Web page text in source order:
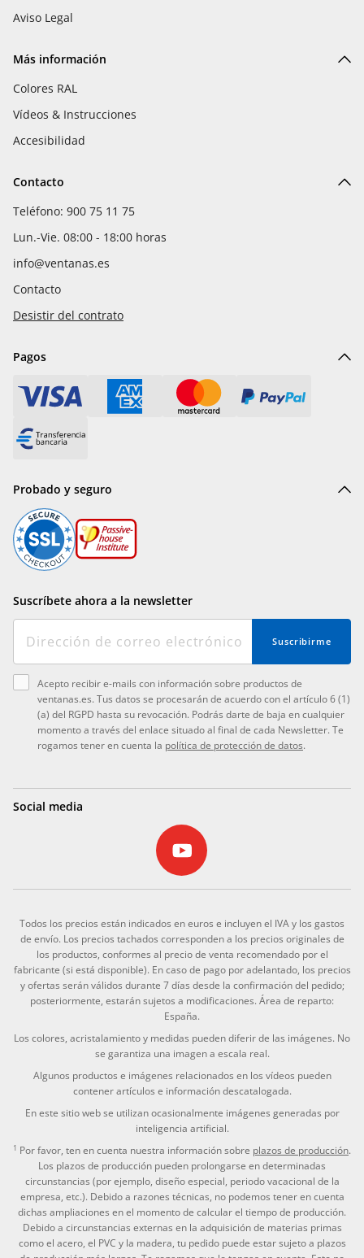
Aviso Legal
Más información
Colores RAL
Vídeos & Instrucciones
Accesibilidad
Contacto
Teléfono: 900 75 11 75
Lun.-Vie. 08:00 - 18:00 horas
info@ventanas.es
Contacto
Desistir del contrato
Pagos
Probado y seguro
Suscríbete ahora a la newsletter
Suscribirme
Acepto recibir e-mails con información sobre productos de
ventanas.es. Tus datos se procesarán de acuerdo con el artículo 6 (1)
(a) del RGPD hasta su revocación. Podrás darte de baja en cualquier
momento a través del enlace situado al final de cada Newsletter. Te
rogamos tener en cuenta la política de protección de datos.
Social media
Todos los precios están indicados en euros e incluyen el IVA y los gastos
de envío. Los precios tachados corresponden a los precios originales de
los productos, conformes al precio de venta recomendado por el
fabricante (si está disponible). En caso de pago por adelantado, los precios
y ofertas serán válidos durante 7 días desde la confirmación del pedido;
posteriormente, estarán sujetos a modificaciones. Área de reparto:
España.
Los colores, acristalamiento y medidas pueden diferir de las imágenes. No
se garantiza una imagen a escala real.
Algunos productos e imágenes relacionados en los vídeos pueden
contener artículos e información descatalogada.
En este sitio web se utilizan ocasionalmente imágenes generadas por
inteligencia artificial.
1 Por favor, ten en cuenta nuestra información sobre plazos de producción.
Los plazos de producción pueden prolongarse en determinadas
circunstancias (por ejemplo, diseño especial, periodo vacacional de la
empresa, etc.). Debido a razones técnicas, no podemos tener en cuenta
dichas ampliaciones en el momento de calcular el tiempo de producción.
Debido a circunstancias externas en la adquisición de materias primas
como el acero, el PVC y la madera, tu pedido puede estar sujeto a plazos